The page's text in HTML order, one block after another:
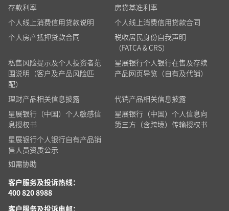
存款利率
房贷基准利率
个人线上消费信用贷款说明
个人线上消费信用贷款合同
个人房产抵押贷款合同
税收居民身份自我声明
（FATCA & CRS）
私售风险提示及个人投资者范
围说明（客户及产品风险匹
配）
星展银行个人银行在售及存续
产品网页导览（自有及代销）
理财产品相关信息披露
代销产品相关信息披露
星展银行（中国）个人敏感信
息授权书
星展银行（中国）个人信息向
第三方（含跨境）传输授权书
星展银行个人银行自有产品销
售人员资质公示
如需协助
客户服务及投诉热线：
400 820 8988
客户服务及投诉电邮：